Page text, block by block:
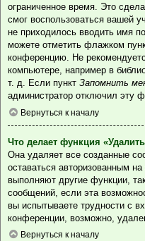
ограниченное время. Это
смог воспользоваться вашей
не приходилось вводить имя
можете отметить флажком
конференцию. Не
компьютере, например в
т. д. Если пункт Запомнить
администратор отключил эту
Вернуться к началу
Что делает функция
Она удаляет все созданные
оставаться авторизованным
выполняют другие функции,
сообщений, если эта
вы испытываете трудности с
конференции, возможно,
Вернуться к началу